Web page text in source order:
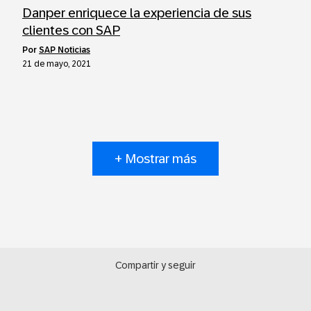
Danper enriquece la experiencia de sus
clientes con SAP
por SAP Noticias
21 de mayo, 2021
+ Mostrar más
Compartir y seguir